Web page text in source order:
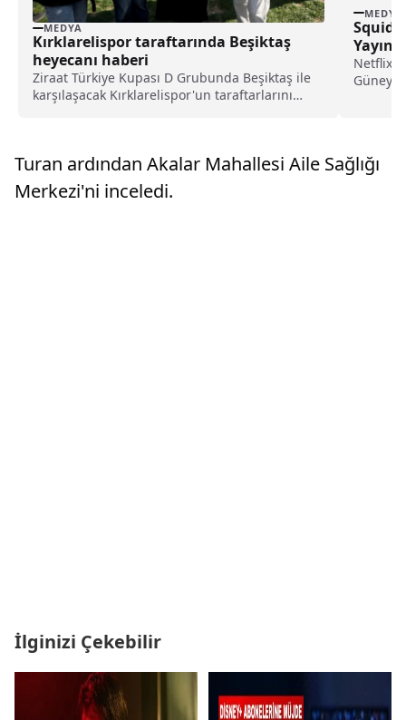
MEDYA
Kırklarelispor taraftarında Beşiktaş
heyecanı haberi
Ziraat Türkiye Kupası D Grubunda Beşiktaş ile
karşılaşacak Kırklarelispor'un taraftarlarını
Taraftar...
MEDYA
Squid
Güney
Turan ardından Akalar Mahallesi Aile Sağlığı
Merkezi'ni inceledi.
İlginizi Çekebilir